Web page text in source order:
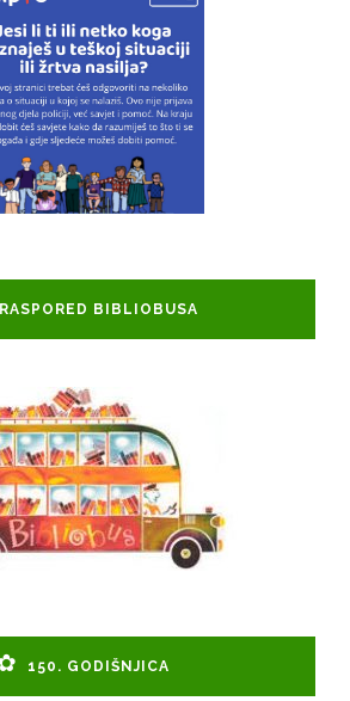
RASPORED BIBLIOBUSA
150. GODIŠNJICA